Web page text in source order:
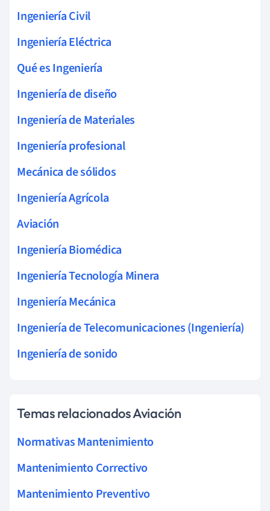
Ingeniería Civil
Ingeniería Eléctrica
Qué es Ingeniería
Ingeniería de diseño
Ingeniería de Materiales
Ingeniería profesional
Mecánica de sólidos
Ingeniería Agrícola
Aviación
Ingeniería Biomédica
Ingeniería Tecnología Minera
Ingeniería Mecánica
Ingeniería de Telecomunicaciones (Ingeniería)
Ingeniería de sonido
Temas relacionados Aviación
Normativas Mantenimiento
Mantenimiento Correctivo
Mantenimiento Preventivo